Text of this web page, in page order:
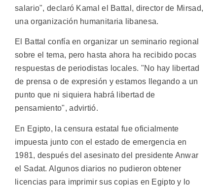
salario", declaró Kamal el Battal, director de Mirsad,
una organización humanitaria libanesa.
El Battal confía en organizar un seminario regional
sobre el tema, pero hasta ahora ha recibido pocas
respuestas de periodistas locales. "No hay libertad
de prensa o de expresión y estamos llegando a un
punto que ni siquiera habrá libertad de
pensamiento", advirtió.
En Egipto, la censura estatal fue oficialmente
impuesta junto con el estado de emergencia en
1981, después del asesinato del presidente Anwar
el Sadat. Algunos diarios no pudieron obtener
licencias para imprimir sus copias en Egipto y lo